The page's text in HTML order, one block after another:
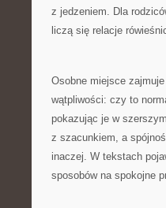
z jedzeniem. Dla
liczą się relacje
Osobne miejsce
wątpliwości: czy to
pokazując je w
z szacunkiem, a
inaczej. W tekstach
sposobów na spokojne